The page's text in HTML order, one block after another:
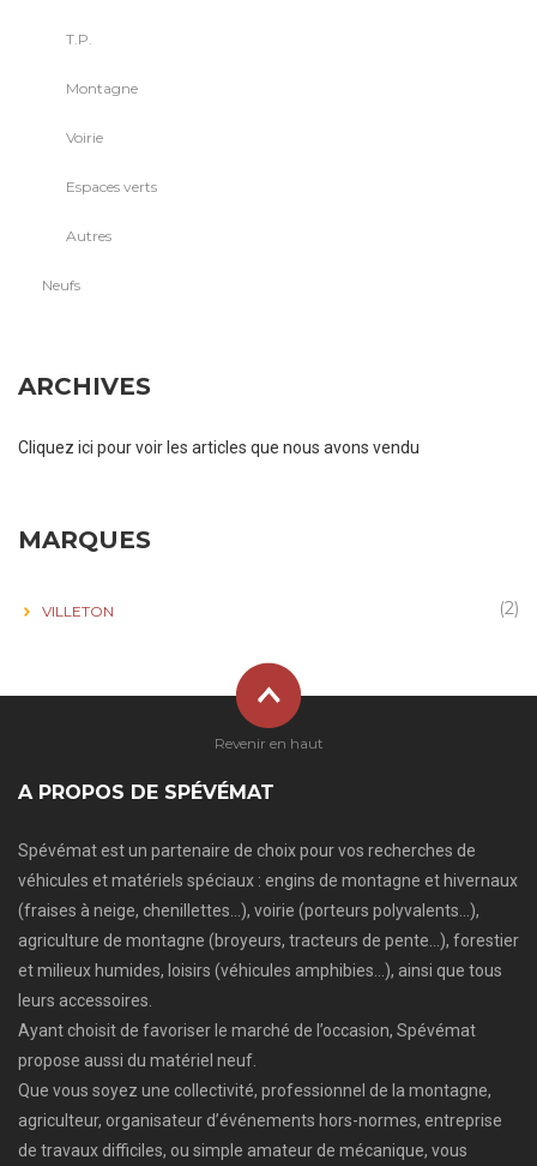
T.P.
Montagne
Voirie
Espaces verts
Autres
Neufs
ARCHIVES
Cliquez ici pour voir les articles que nous avons vendu
MARQUES
VILLETON (2)
A PROPOS DE SPÉVÉMAT
Spévémat est un partenaire de choix pour vos recherches de
véhicules et matériels spéciaux : engins de montagne et hivernaux
(fraises à neige, chenillettes…), voirie (porteurs polyvalents…),
agriculture de montagne (broyeurs, tracteurs de pente…), forestier
et milieux humides, loisirs (véhicules amphibies…), ainsi que tous
leurs accessoires.
Ayant choisit de favoriser le marché de l’occasion, Spévémat
propose aussi du matériel neuf.
Que vous soyez une collectivité, professionnel de la montagne,
agriculteur, organisateur d’événements hors-normes, entreprise
de travaux difficiles, ou simple amateur de mécanique, vous
Revenir en haut